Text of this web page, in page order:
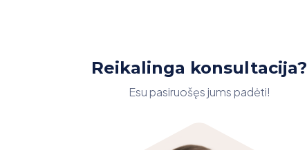
Reikalinga konsultacija?
Esu pasiruošęs jums padėti!